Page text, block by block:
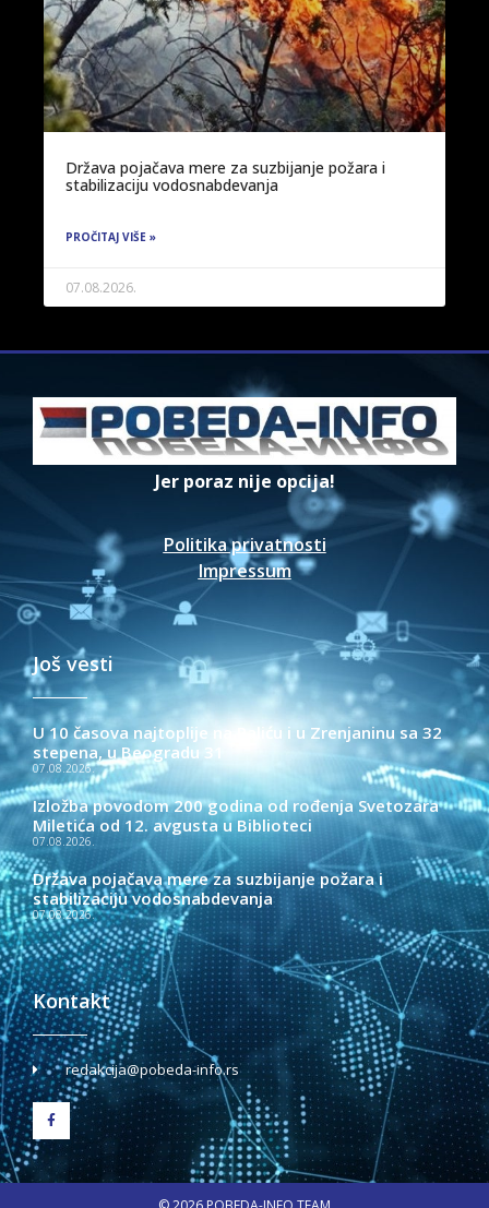
Država pojačava mere za suzbijanje požara i
stabilizaciju vodosnabdevanja
PROČITAJ VIŠE »
07.08.2026.
Jer poraz nije opcija!
Politika privatnosti
Impressum
Još vesti
U 10 časova najtoplije na Paliću i u Zrenjaninu sa 32
stepena, u Beogradu 31
07.08.2026.
Izložba povodom 200 godina od rođenja Svetozara
Miletića od 12. avgusta u Biblioteci
07.08.2026.
Država pojačava mere za suzbijanje požara i
stabilizaciju vodosnabdevanja
07.08.2026.
Kontakt
redakcija@pobeda-info.rs